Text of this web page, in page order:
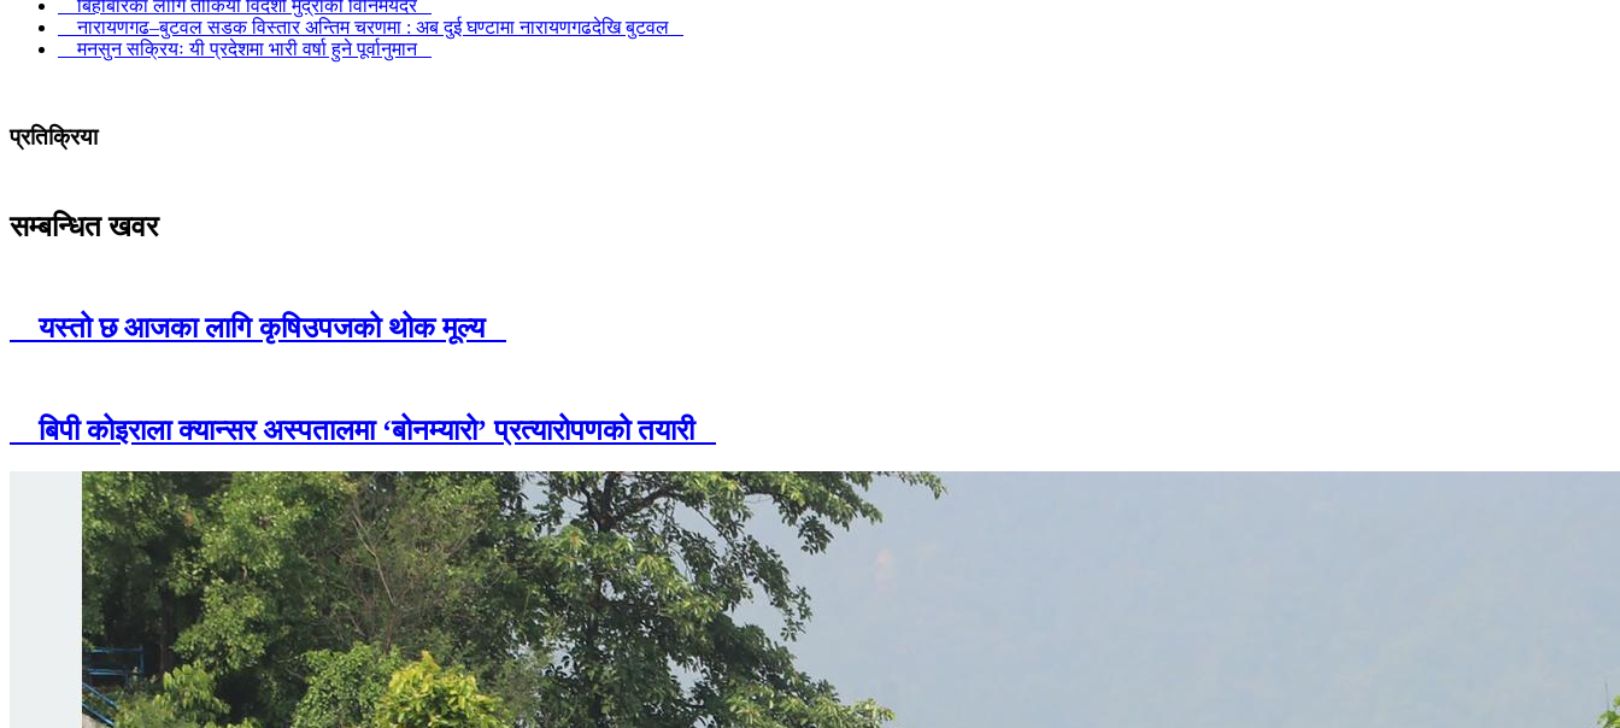
बिहीबारका लागि तोकियो विदेशी मुद्राको विनिमयदर
नारायणगढ–बुटवल सडक विस्तार अन्तिम चरणमा : अब दुई घण्टामा नारायणगढदेखि बुटवल
मनसुन सक्रियः यी प्रदेशमा भारी वर्षा हुने पूर्वानुमान
प्रतिक्रिया
सम्बन्धित खवर
यस्तो छ आजका लागि कृषिउपजको थोक मूल्य
बिपी कोइराला क्यान्सर अस्पतालमा ‘बोनम्यारो’ प्रत्यारोपणको तयारी